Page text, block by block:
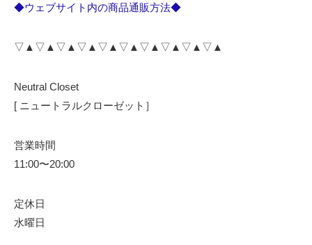
◆ウェブサイト内の商品通販方法◆
▽▲▽▲▽▲▽▲▽▲▽▲▽▲▽▲▽▲▽▲
Neutral Closet
[ ニュートラルクローゼット］
営業時間
11:00〜20:00
定休日
水曜日